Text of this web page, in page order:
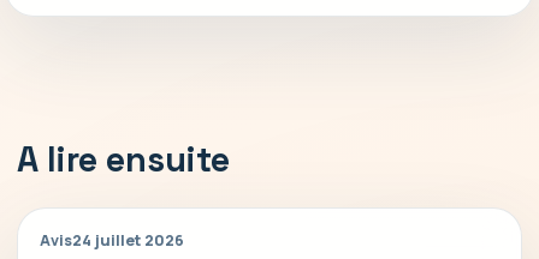
A lire ensuite
Avis24 juillet 2026